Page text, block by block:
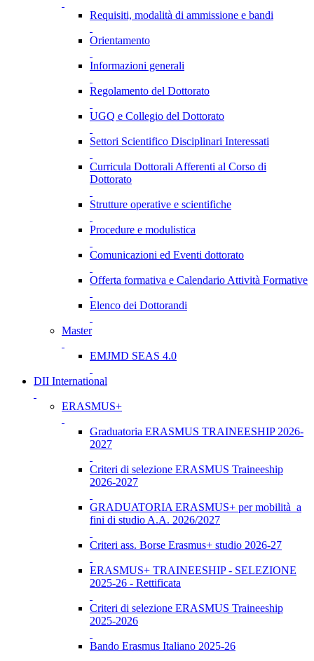
Requisiti, modalità di ammissione e bandi
Orientamento
Informazioni generali
Regolamento del Dottorato
UGQ e Collegio del Dottorato
Settori Scientifico Disciplinari Interessati
Curricula Dottorali Afferenti al Corso di
Dottorato
Strutture operative e scientifiche
Procedure e modulistica
Comunicazioni ed Eventi dottorato
Offerta formativa e Calendario Attività Formative
Elenco dei Dottorandi
Master
EMJMD SEAS 4.0
DII International
ERASMUS+
Graduatoria ERASMUS TRAINEESHIP 2026-
2027
Criteri di selezione ERASMUS Traineeship
2026-2027
GRADUATORIA ERASMUS+ per mobilità a
fini di studio A.A. 2026/2027
Criteri ass. Borse Erasmus+ studio 2026-27
ERASMUS+ TRAINEESHIP - SELEZIONE
2025-26 - Rettificata
Criteri di selezione ERASMUS Traineeship
2025-2026
Bando Erasmus Italiano 2025-26